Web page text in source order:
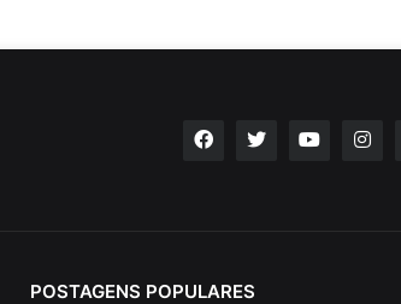
POSTAGENS POPULARES